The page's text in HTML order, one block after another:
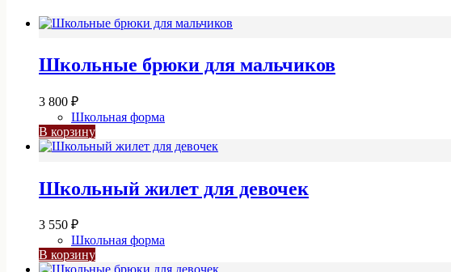
Школьные брюки для мальчиков
3 800 ₽
Школьная форма
В корзину
Школьный жилет для девочек
3 550 ₽
Школьная форма
В корзину